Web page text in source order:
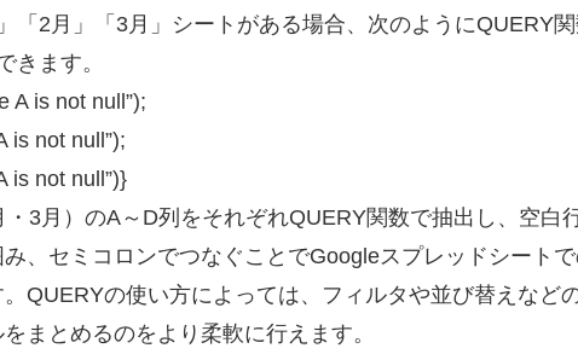
「2月」「3月」シートがある場合、次のようにQUERY
きます。
A is not null”);
is not null”);
is not null”)}
3月）のA～D列をそれぞれQUERY関数で抽出し、空白
、セミコロンでつなぐことでGoogleスプレッドシート
QUERYの使い方によっては、フィルタや並び替えなど
まとめるのをより柔軟に行えます。